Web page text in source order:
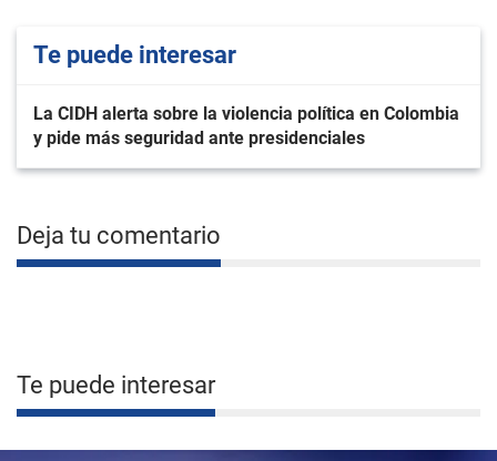
Te puede interesar
La CIDH alerta sobre la violencia política en Colombia
y pide más seguridad ante presidenciales
Deja tu comentario
Te puede interesar